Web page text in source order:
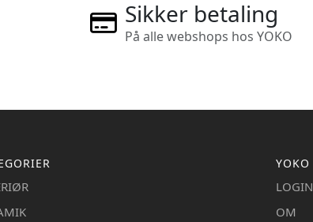
Sikker betaling
På alle webshops hos YOKO
YOKO
LOGIN
OM